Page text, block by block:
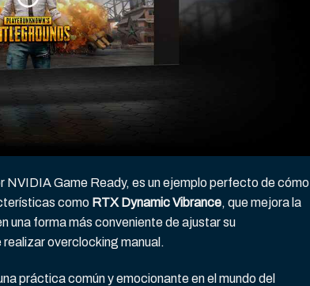
NVIDIA Game Ready, es un ejemplo perfecto de cómo
como RTX Dynamic Vibrance, que mejora la
una forma más conveniente de ajustar su
overclocking manual.
práctica común y emocionante en el mundo del